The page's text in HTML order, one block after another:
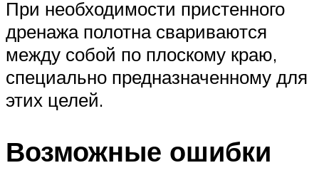
При необходимости пристенного
дренажа полотна свариваются
между собой по плоскому краю,
специально предназначенному для
этих целей.
Возможные ошибки